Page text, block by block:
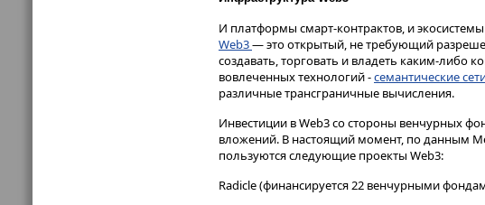
И платформы смарт-контрактов, и
Web3— это открытый, не требующий
создавать, торговать и владеть каким-либо
вовлеченных технологий -семантические
различные трансграничные вычисления.
Инвестиции в Web3 со стороны венчурных
вложений. В настоящий момент, по данным
пользуются следующие проекты Web3:
Radicle (финансируется 22 венчурными